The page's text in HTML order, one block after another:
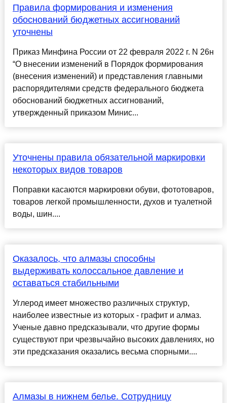
Правила формирования и изменения
обоснований бюджетных ассигнований
уточнены
Приказ Минфина России от 22 февраля 2022 г. N 26н
“О внесении изменений в Порядок формирования
(внесения изменений) и представления главными
распорядителями средств федерального бюджета
обоснований бюджетных ассигнований,
утвержденный приказом Минис...
Уточнены правила обязательной маркировки
некоторых видов товаров
Поправки касаются маркировки обуви, фототоваров,
товаров легкой промышленности, духов и туалетной
воды, шин....
Оказалось, что алмазы способны
выдерживать колоссальное давление и
оставаться стабильными
Углерод имеет множество различных структур,
наиболее известные из которых - графит и алмаз.
Ученые давно предсказывали, что другие формы
существуют при чрезвычайно высоких давлениях, но
эти предсказания оказались весьма спорными....
Алмазы в нижнем белье. Сотрудницу